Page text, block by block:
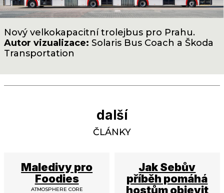
Nový velkokapacitní trolejbus pro Prahu.
Autor vizualizace: Solaris Bus Coach a Škoda
Transportation
další
ČLÁNKY
Maledivy pro
Foodies
ATMOSPHERE CORE
Jak Sebův
příběh pomáhá
hostům objevit